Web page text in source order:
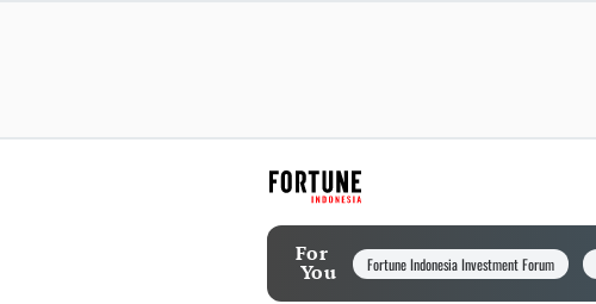
For
You Fortune Indonesia Investment Forum